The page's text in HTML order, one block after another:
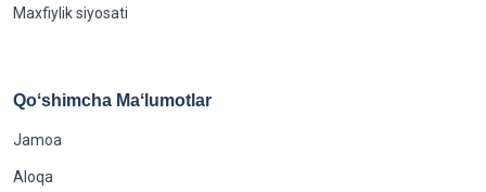
Maxfiylik siyosati
Qoʻshimcha Maʻlumotlar
Jamoa
Aloqa